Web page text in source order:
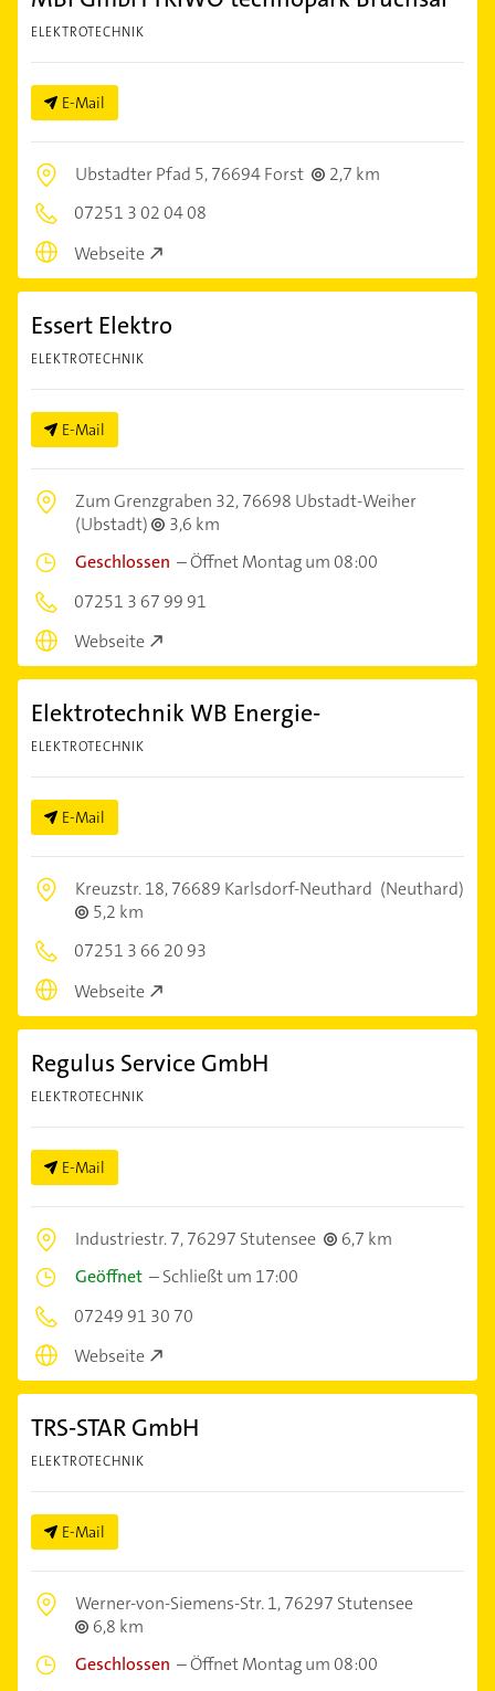
ELEKTROTECHNIK
E-Mail
Ubstadter Pfad 5,76694 Forst
2,7 km
07251 3 02 04 08
Webseite
Essert Elektro
ELEKTROTECHNIK
E-Mail
Zum Grenzgraben 32,76698 Ubstadt-Weiher
(Ubstadt)
3,6 km
Geschlossen –Öffnet Montag um 08:00
07251 3 67 99 91
Webseite
Elektrotechnik WB Energie-
ELEKTROTECHNIK
E-Mail
Kreuzstr. 18,76689 Karlsdorf-Neuthard (Neuthard)
5,2 km
07251 3 66 20 93
Webseite
Regulus Service GmbH
ELEKTROTECHNIK
E-Mail
Industriestr. 7,76297 Stutensee
6,7 km
Geöffnet –Schließt um 17:00
07249 91 30 70
Webseite
TRS-STAR GmbH
ELEKTROTECHNIK
E-Mail
Werner-von-Siemens-Str. 1,76297 Stutensee
6,8 km
Geschlossen –Öffnet Montag um 08:00